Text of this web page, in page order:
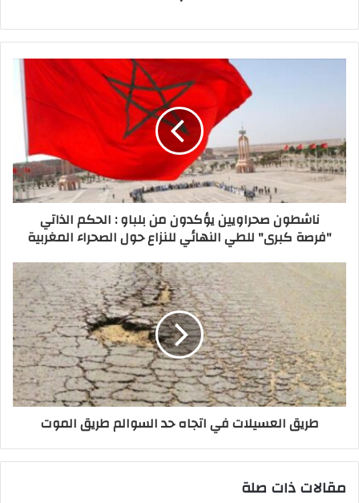
ناشطون صحراويين يؤكدون من بلباو : الحكم الذاتي
"فرصة كبرى" للطي النهائي للنزاع حول الصحراء المغربية
طريق العسيلات في اتجاه حد السوالم طريق الموت
مقالات ذات صلة